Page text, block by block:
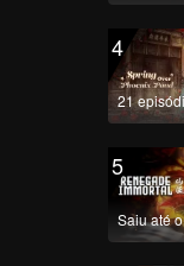
4
21
5
Saiu até